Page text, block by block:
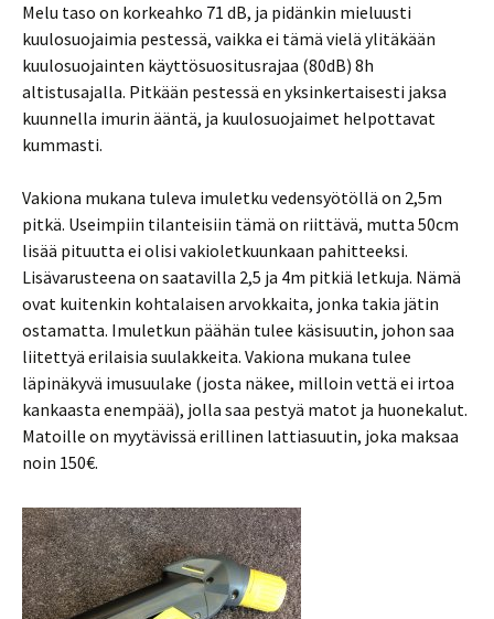
Melu taso on korkeahko 71 dB, ja pidänkin mieluusti
kuulosuojaimia pestessä, vaikka ei tämä vielä ylitäkään
kuulosuojainten käyttösuositusrajaa (80dB) 8h
altistusajalla. Pitkään pestessä en yksinkertaisesti jaksa
kuunnella imurin ääntä, ja kuulosuojaimet helpottavat
kummasti.
Vakiona mukana tuleva imuletku vedensyötöllä on 2,5m
pitkä. Useimpiin tilanteisiin tämä on riittävä, mutta 50cm
lisää pituutta ei olisi vakioletkuunkaan pahitteeksi.
Lisävarusteena on saatavilla 2,5 ja 4m pitkiä letkuja. Nämä
ovat kuitenkin kohtalaisen arvokkaita, jonka takia jätin
ostamatta. Imuletkun päähän tulee käsisuutin, johon saa
liitettyä erilaisia suulakkeita. Vakiona mukana tulee
läpinäkyvä imusuulake (josta näkee, milloin vettä ei irtoa
kankaasta enempää), jolla saa pestyä matot ja huonekalut.
Matoille on myytävissä erillinen lattiasuutin, joka maksaa
noin 150€.